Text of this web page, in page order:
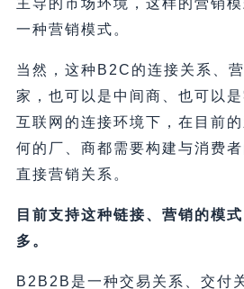
主导的市场环境，这样的营销
一种营销模式。
当然，这种B2C的连接关系、
家，也可以是中间商、也可以
互联网的连接环境下，在目前
何的厂、商都需要构建与消费者
直接营销关系。
目前支持这种链接、营销的模
多。
B2B2B是一种交易关系、交付